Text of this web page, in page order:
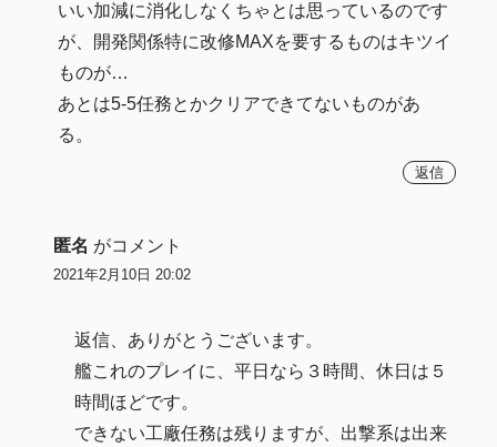
いい加減に消化しなくちゃとは思っているのです
が、開発関係特に改修MAXを要するものはキツイ
ものが…
あとは5-5任務とかクリアできてないものがあ
る。
返信
匿名 がコメント
2021年2月10日 20:02
返信、ありがとうございます。
艦これのプレイに、平日なら３時間、休日は５
時間ほどです。
できない工廠任務は残りますが、出撃系は出来